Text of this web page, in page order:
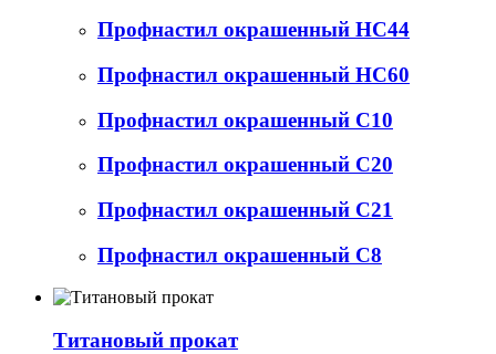
Профнастил окрашенный НС44
Профнастил окрашенный НС60
Профнастил окрашенный С10
Профнастил окрашенный С20
Профнастил окрашенный С21
Профнастил окрашенный С8
Титановый прокат